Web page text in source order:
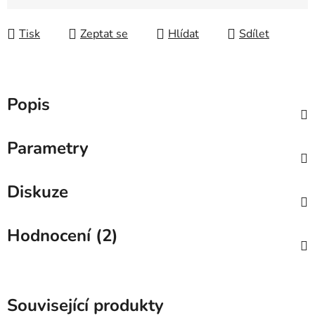
Tisk Zeptat se Hlídat Sdílet
Popis
Parametry
Diskuze
Hodnocení (2)
Související produkty